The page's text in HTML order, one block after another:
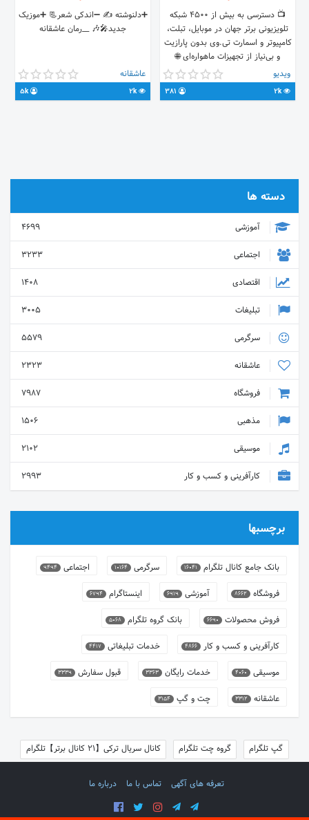
📺 دسترسی به بیش از ۴۵۰۰ شبکه
تلویزیونی برتر جهان در موبایل، تبلت،
کامپیوتر و اسمارت تی.وی بدون پارازیت
و بی‌نیاز از تجهیزات ماهواره‌ای 🌐
ccgtvnetworks.com/ccg-iptv ℹ
راهنمای استفاده: @CCGDGSBot 🆗
پشتیبانی فنی و فروش: @CCGSupport
ویدیو
2k
➕دلنوشته ✍ ➖اندکی شعر📃 ➕موزیک
جدید🎤🎶 __رمان عاشقانه
عاشقانه
2k
5k
دسته ها
آموزشی
4699
اجتماعی
3233
اقتصادی
1408
تبلیغات
3005
سرگرمی
5579
عاشقانه
2323
فروشگاه
7987
مذهبی
1506
موسیقی
2102
کارآفرینی و کسب و کار
2993
برچسبها
بانک جامع کانال تلگرام 16041 سرگرمی 10164 اجتماعی 9494
فروشگاه 8662 آموزشی 6919 اینستاگرام 6794
فروش محصولات 6690 بانک گروه تلگرام 5068
کارآفرینی و کسب و کار 4866 خدمات تبلیغاتی 4417
موسیقی 4060 خدمات رایگان 3363 قبول سفارش 3339
عاشقانه 3312 چت و گپ 3154
گپ تلگرام گروه چت تلگرام کانال سریال ترکی【21 کانال برتر】تلگرام
تعرفه های آگهی تماس با ما درباره ما